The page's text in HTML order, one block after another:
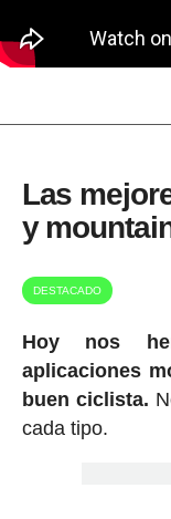
Las
y
DESTACADO
Hoy nos
aplicaciones
buen ciclista.
cada tipo.